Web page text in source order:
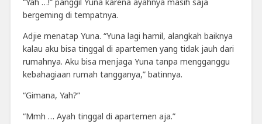
bergeming di tempatnya.
Adjie menatap Yuna. “Yuna lagi hamil, alangkah baiknya
kalau aku bisa tinggal di apartemen yang tidak jauh dari
rumahnya. Aku bisa menjaga Yuna tanpa mengganggu
kebahagiaan rumah tangganya,” batinnya.
“Gimana, Yah?”
“Mmh … Ayah tinggal di apartemen aja.”